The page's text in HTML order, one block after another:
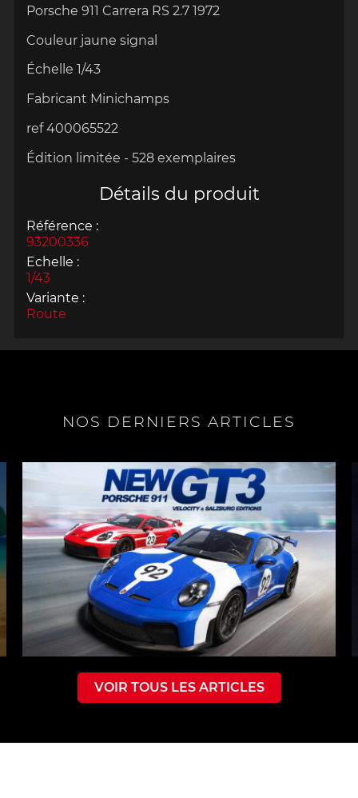
Porsche 911 Carrera RS 2.7 1972
Couleur jaune signal
Échelle 1/43
Fabricant Minichamps
ref400065522
Édition limitée -528exemplaires
Détails du produit
Référence :
93200336
Echelle :
1/43
Variante :
Route
NOS DERNIERS ARTICLES
VOIR TOUS LES ARTICLES